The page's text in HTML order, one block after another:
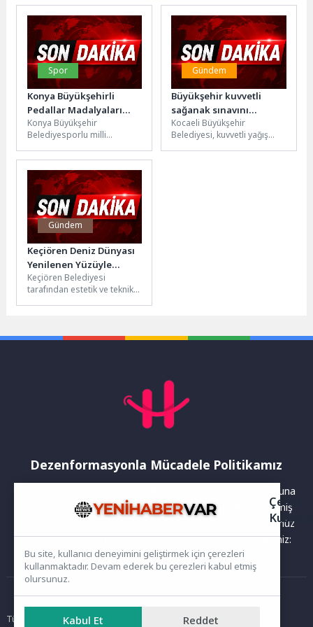
ilçesinde sürdürdüğü altyapı
yatırımlarıyla daha güçlü,
modern...
yanında oldu. Sınava geç
kalan adayları sınav...
Spor
Konya Büyükşehirli
Pedallar Madalyaları
Toplamaya Devam Ediyor
Konya Büyükşehir
Belediyesporlu milli
ve Mustafa Tarakçı, Çekya’da
düzenlenen uluslararası
organizasyonlarda elde...
Gündem
Büyükşehir kuvvetli
sağanak sınavını
başarıyla geçti
Kocaeli Büyükşehir
Belediyesi, kuvvetli yağış
Gündem
Keçiören Deniz Dünyası
Yenilenen Yüzüyle
Yeniden Hizmette
Keçiören Belediyesi
tarafından estetik ve teknik
yeniden...
Dezenformasyonla Mücadele Politikamız
Yayınlanan haberler doğruluk ilkesi gözetilerek hazırlanır. Buna
rağmen bazı içeriklerde eksik, hatalı veya güncelliğini yitirmiş
bilgiler bulunabilir.Yanlış veya yanıltıcı olduğunu düşündüğünüz
haberleri aşağıdaki iletişim kanallarından bize bildirebilirsiniz:
Ana Sayfa
Tüm hakları saklıdır. Sitede yer alan içerikler izinsiz kopyalanamaz,
Çerez
Bu site, kullanıcı deneyimini geliştirmek için çerezleri
kullanmaktadır. Devam ederek bu çerezleri kabul etmiş
olursunuz.
Kabul Et Reddet